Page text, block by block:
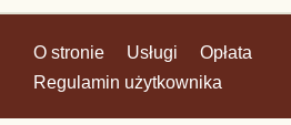
O stronie Usługi
Opłata
Regulamin użytkownika